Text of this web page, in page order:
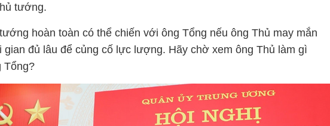
tướng.
hoàn toàn có thể chiến với ông Tổng nếu ông Thủ may mắn
gian đủ lâu để củng cố lực lượng. Hãy chờ xem ông Thủ làm gì
Tổng?